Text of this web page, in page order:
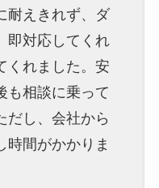
耐えきれず、ダ
即対応してくれ
くれました。安
も相談に乗って
だし、会社から
時間がかかりま